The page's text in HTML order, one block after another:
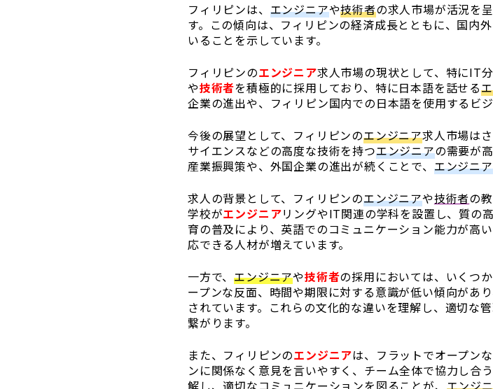
フィリピンは、 エンジニアや技術者の求人市場が活況を
す。この傾向は、フィリピンの経済成長とともに、国内
いることを示しています。
フィリピンのエンジニア求人市場の現状として、特にIT
や技術者を積極的に採用しており、特に日本語を話せる
企業の進出や、フィリピン国内での日本語を使用するビ
今後の展望として、フィリピンのエンジニア求人市場は
サイエンスなどの高度な技術を持つエンジニアの需要が
産業振興策や、外国企業の進出が続くことで、 エンジニア
求人の背景として、フィリピンのエンジニアや技術者の
学校がエンジニアリングやIT関連の学科を設置し、質の
育の普及により、英語でのコミュニケーション能力が高い
応できる人材が増えています。
一方で、エンジニアや技術者の採用においては、いくつ
ープンな反面、時間や期限に対する意識が低い傾向があ
されています。これらの文化的な違いを理解し、適切な
繋がります。
また、フィリピンのエンジニアは、フラットでオープン
ンに関係なく意見を言いやすく、チーム全体で協力し合
解し、適切なコミュニケーションを図ることが、 エンジ